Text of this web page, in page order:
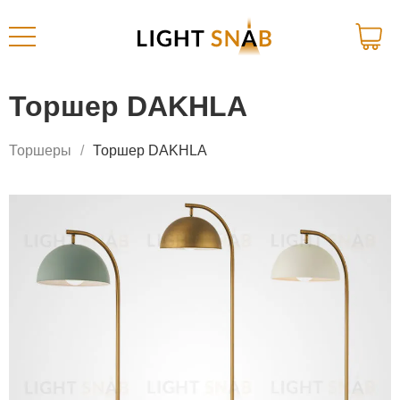
Торшер DAKHLA
Торшеры Торшер DAKHLA